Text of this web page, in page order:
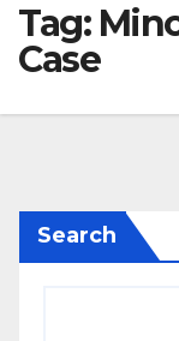
Tag:
Case
Search